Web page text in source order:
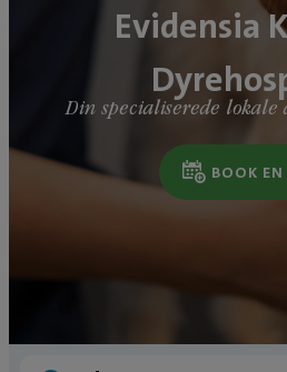
Evidensia
Din specialiserede
BOOK